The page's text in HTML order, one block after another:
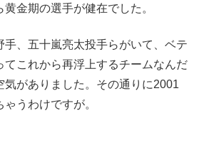
金期の選手が健在でした。
手、五十嵐亮太投手らがいて、ベテ
てこれから再浮上するチームなんだ
気がありました。その通りに2001
うわけですが。